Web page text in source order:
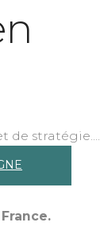
de stratégie....